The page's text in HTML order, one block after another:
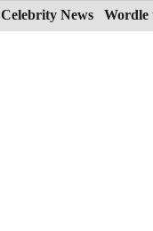
Celebrity News Wordle